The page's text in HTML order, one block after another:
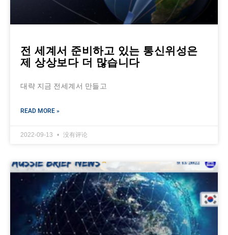
전 세계서 준비하고 있는 통신위성은
제 상상보다 더 많습니다
대략 지금 전세계서 만들고
READ MORE »
2022-09-13 没有评论